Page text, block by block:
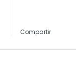
Compartir